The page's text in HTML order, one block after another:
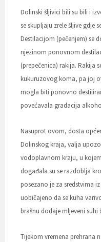
Dolinski šljivici bili su bili i
se skupljaju zrele šljive gdje
Destilacijom (pečenjem) se
njezinom ponovnom
(prepečenica) rakija. Rakija
kukuruzovog koma, pa joj
mogla biti ponovno
povećavala gradacija
Nasuprot ovom, dosta
Dolinskog kraja, valja
vodoplavnom kraju, u
događala su se razdoblja
posezano je za sredstvima
uobičajeno da se kuha
brašnu dodaje mljeveni suhi
Tijekom vremena prehrana